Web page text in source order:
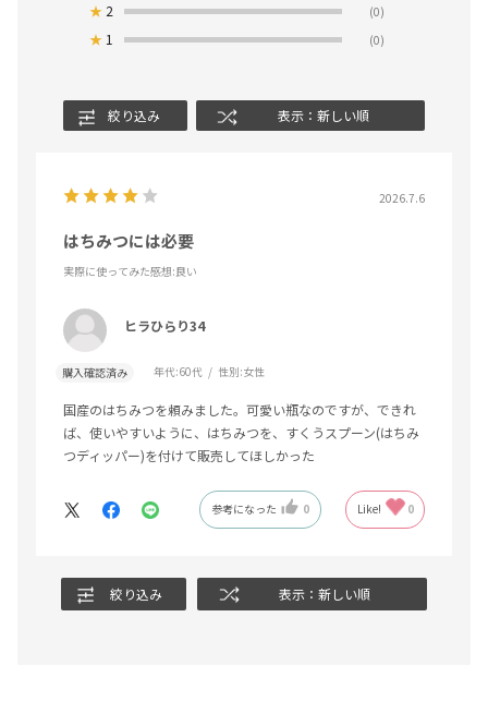
★ 2 (0)
★ 1 (0)
絞り込み 表示：新しい順
2026.7.6
はちみつには必要
実際に使ってみた感想:良い
ヒラひらり34
購入確認済み 年代:60代 性別:女性
国産のはちみつを頼みました。可愛い瓶なのですが、できれ
ば、使いやすいように、はちみつを、すくうスプーン(はちみ
つディッパー)を付けて販売してほしかった
参考になった 0 Like! 0
絞り込み 表示：新しい順